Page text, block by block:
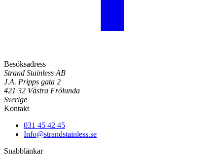
Besöksadress
Strand Stainless AB
J.A. Pripps gata 2
421 32 Västra Frölunda
Sverige
Kontakt
031 45 42 45
Info@strandstainless.se
Snabblänkar